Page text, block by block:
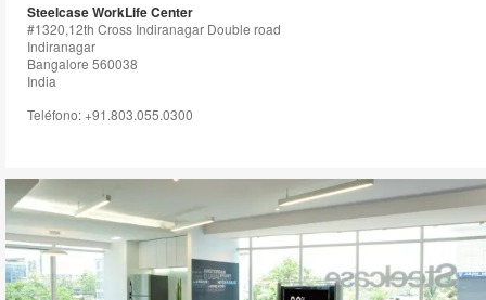
Steelcase WorkLife Center
#1320,12th Cross Indiranagar Double road
Indiranagar
Bangalore 560038
India
Teléfono: +91.803.055.0300